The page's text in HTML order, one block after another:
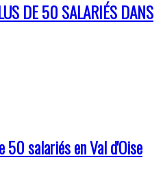
DE 50 SALARIÉS DANS
50 salariés en Val d'Oise